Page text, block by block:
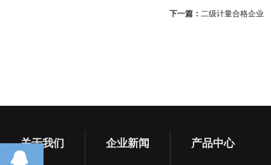
下一篇： 二级计量合格企业
关于我们 企业新闻 产品中心